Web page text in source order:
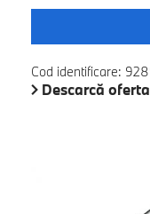
Cod identificare:
Descarcă